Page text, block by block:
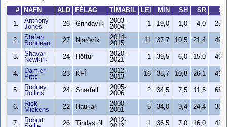
#
NAFN ALD FÉLAG TÍMABIL LEI MÍN SH SR
1.
Anthony
Jones
26 Grindavík
2003-
2004
1 19,0 1,0 4,0
2.
Stefan
Bonneau
27 Njarðvík
2014-
2015
11 37,7 10,5 21,4
3.
Shavar
Newkirk
24 Höttur
2020-
2021
1 39,5 6,0 15,0
4.
Damier
Pitts
23 KFÍ
2012-
2013
16 38,7 10,8 26,1
5.
Rodney
Rollins
24 Snæfell
2005-
2006
2 34,5 7,5 11,5
6.
Rick
Mickens
22 Haukar
2000-
2001
5 34,0 9,4 24,4
7.
Roburt
26 Tindastóll
2012-
1 36,5 7,0 16,0